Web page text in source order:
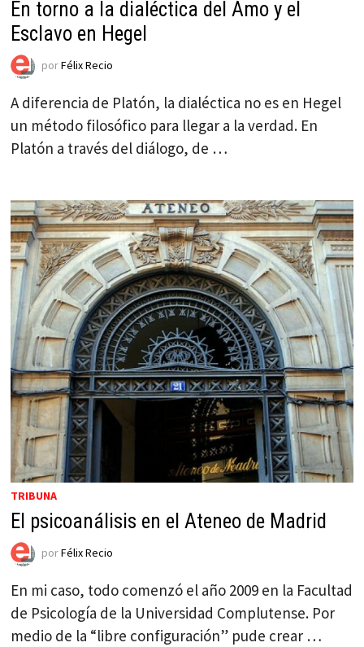
En torno a la dialéctica del Amo y el
Esclavo en Hegel
porFélix Recio
A diferencia de Platón, la dialéctica no es en Hegel
un método filosófico para llegar a la verdad. En
Platón a través del diálogo, de …
TRIBUNA
El psicoanálisis en el Ateneo de Madrid
porFélix Recio
En mi caso, todo comenzó el año 2009 en la Facultad
de Psicología de la Universidad Complutense. Por
medio de la “libre configuración” pude crear …